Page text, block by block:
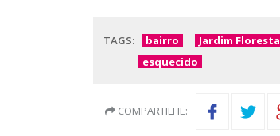
TAGS: bairro Jardim Floresta
esquecido
COMPARTILHE: